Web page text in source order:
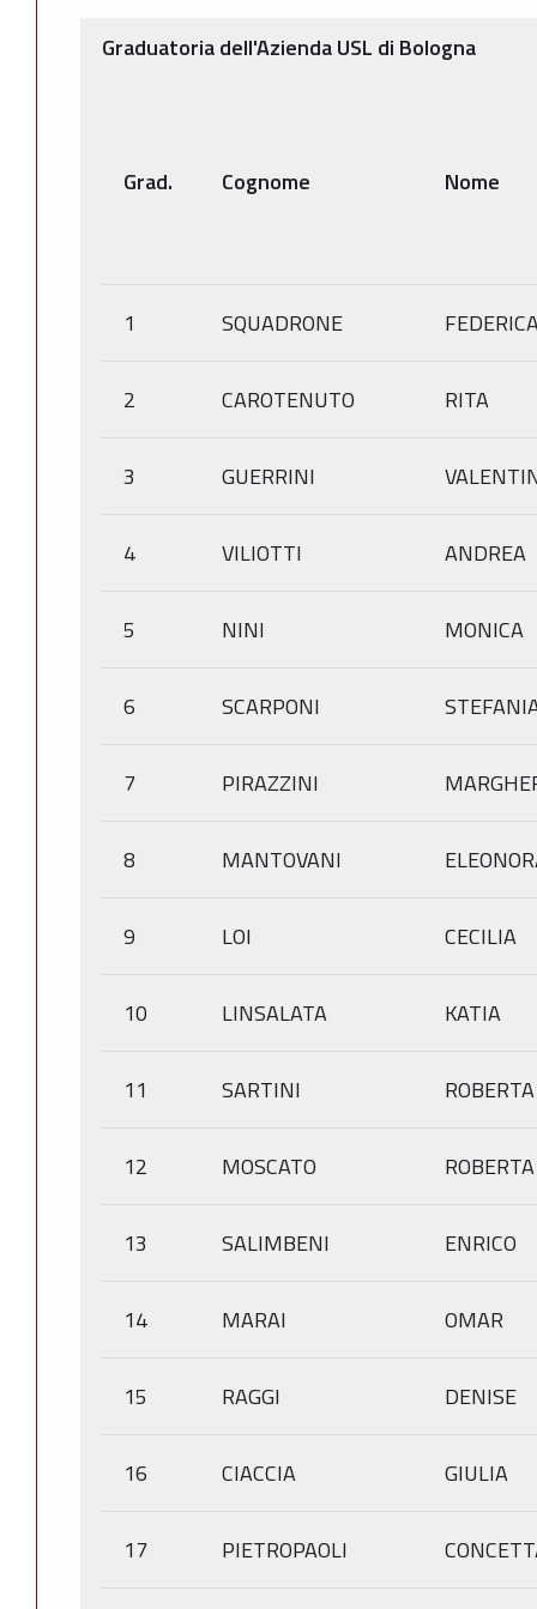
Graduatoria dell'Azienda USL di Bologna
Grad. Cognome Nome
1 SQUADRONE
2 CAROTENUTO RITA
3 GUERRINI
4 VILIOTTI ANDREA
5 NINI MONICA
6 SCARPONI
7 PIRAZZINI
8 MANTOVANI
9 LOI CECILIA
10 LINSALATA KATIA
11 SARTINI ROBERTA
12 MOSCATO ROBERTA
13 SALIMBENI ENRICO
14 MARAI OMAR
15 RAGGI DENISE
16 CIACCIA GIULIA
17 PIETROPAOLI